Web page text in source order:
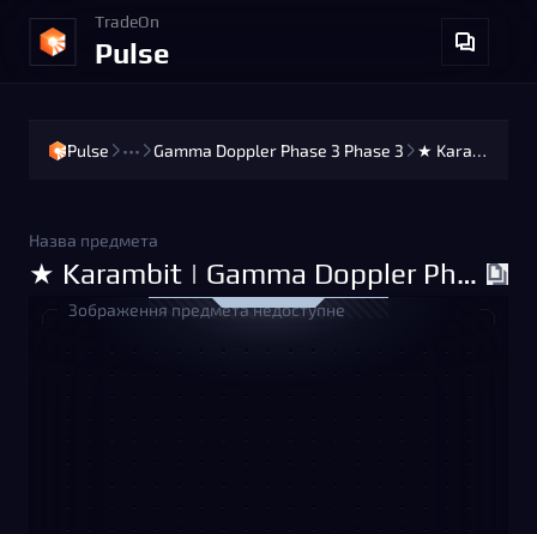
TradeOn
Pulse
Pulse ••• Gamma Doppler Phase 3 Phase 3 ★ Karambit | Gamma Doppler Phase 3 Phase 3 (Factory New)
Зображення предмета недоступне
Назва предмета
★ Karambit | Gamma Doppler Phase 3 Phase 3 (Factory New)